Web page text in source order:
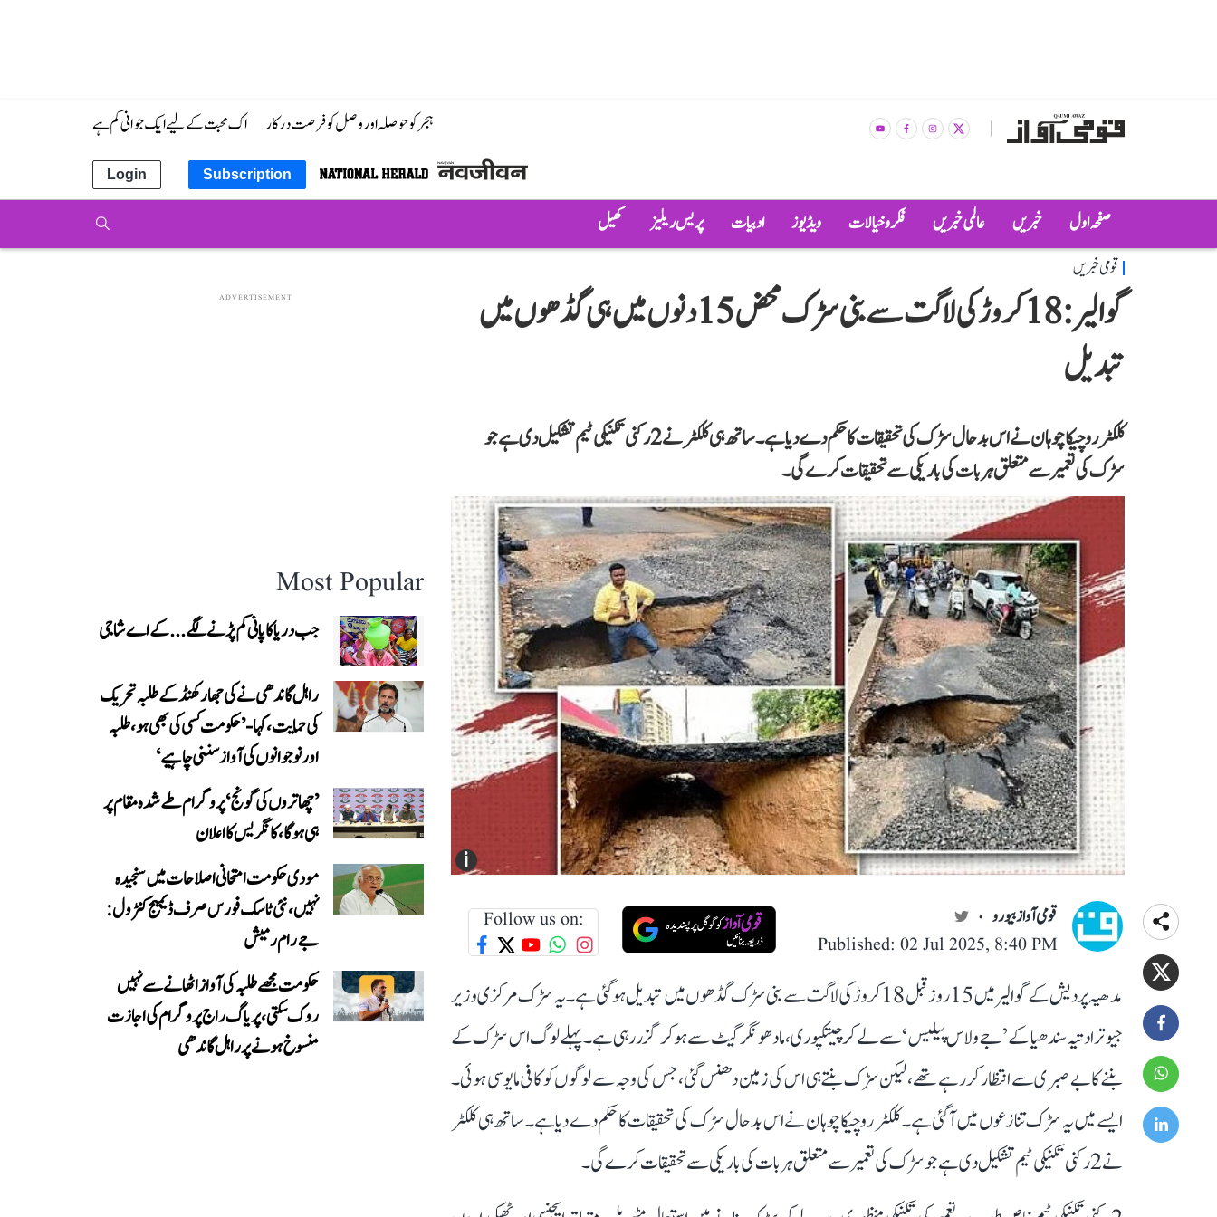
ہجر کو حوصلہ اور وصل کو فرصت درکار اک محبت کے لیے ایک جوانی کم ہے
Subscription
Login
صفحہ اول خبریں عالمی خبریں فکر و خیالات ویڈیوز ادبیات پریس ریلیز کھیل
قومی خبریں
گوالیر: 18 کروڑ کی لاگت سے بنی سڑک محض 15 دنوں میں ہی گڈھوں میں
تبدیل
کلکٹر روچیکا چوہان نے اس بدحال سڑک کی تحقیقات کا حکم دے دیا ہے۔ ساتھ ہی کلکٹر نے 2 رکنی تکنیکی ٹیم تشکیل دی ہے جو
سڑک کی تعمیر سے متعلق ہر بات کی باریکی سے تحقیقات کرے گی۔
i
قومی آواز بیورو
Published: 02 Jul 2025, 8:40 PM
Follow us on:
مدھیہ پردیش کے گوالیر میں 15 روز قبل 18 کروڑ کی لاگت سے بنی سڑک گڈھوں میں تبدیل ہو گئی ہے۔ یہ سڑک مرکزی وزیر
جیوترادتیہ سندھیا کے ’جے ولاس پیلیس‘ سے لے کر چیتکپوری، مادھو نگر گیٹ سے ہو کر گزر رہی ہے۔ پہلے لوگ اس سڑک کے
بننے کا بے صبری سے انتظار کر رہے تھے، لیکن سڑک بنتے ہی اس کی زمین دھنس گئی، جس کی وجہ سے لوگوں کو کافی مایوسی ہوئی۔
ایسے میں یہ سڑک تنازعوں میں آ گئی ہے۔ کلکٹر روچیکا چوہان نے اس بدحال سڑک کی تحقیقات کا حکم دے دیا ہے۔ ساتھ ہی کلکٹر
نے 2 رکنی تکنیکی ٹیم تشکیل دی ہے جو سڑک کی تعمیر سے متعلق ہر بات کی باریکی سے تحقیقات کرے گی۔
ADVERTISEMENT
Most Popular
جب دریا کا پانی کم پڑنے لگے...کے اے شاجی
راہل گاندھی نے کی جھارکھنڈ کے طلبہ تحریک
کی حمایت، کہا- ’حکومت کسی کی بھی ہو، طلبہ
اور نوجوانوں کی آواز سننی چاہیے‘
’چھاتروں کی گونج‘ پروگرام طے شدہ مقام پر
ہی ہوگا، کانگریس کا اعلان
مودی حکومت امتحانی اصلاحات میں سنجیدہ
نہیں، نئی ٹاسک فورس صرف ڈیمیج کنٹرول:
جے رام رمیش
حکومت مجھے طلبہ کی آواز اٹھانے سے نہیں
روک سکتی، پریاگ راج پروگرام کی اجازت
منسوخ ہونے پر راہل گاندھی